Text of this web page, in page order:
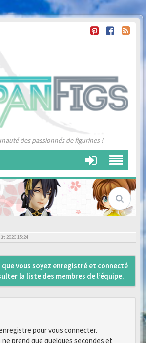
des passionnés de figurines !
2026 15:24
que vous soyez enregistré et connecté
la liste des membres de l’équipe.
pour vous connecter.
ne prend que quelques secondes et